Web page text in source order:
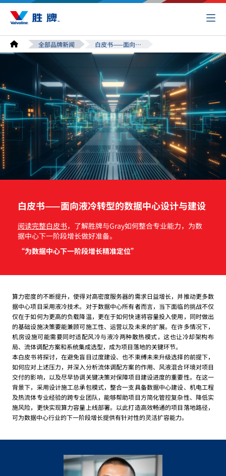
全部品牌新闻 白皮书——面向液冷转型的数据中心设计与建设
白皮书——面向液冷转型的数据中心设计与建设
阅读完整白皮书，了解胜牌与Gray如何整合专业能力，为数
据中心下一阶段增长做好准备。
“为数据中心下一阶段增长精准定位”
算力密度的不断提升，使得对高密度服务器的需求日益增长，并推动更多数
据中心项目采用液冷技术。对于数据中心所有者而言，当下面临的挑战不仅
仅在于如何为更高的负载降温，更在于如何快速将容量投入使用，同时做出
的基础设施决策要能兼顾可施工性、运营以及未来的扩展。在许多情况下，
机房设施可能需要同时适配风冷与液冷两种散热模式，这也让冷却架构布
局、流体调配方案和系统集成选型，成为项目落地的关键环节。
本白皮书将探讨，在避免盲目过度建设、也不束缚未来升级选择的前提下，
如何应对上述压力，并深入分析流体调配方案的作用、风液混合环境对项目
交付的影响，以及尽早协调关键决策对保障项目建设进度的重要性。在这一
背景下，采用设计施工总承包模式，整合一支具备数据中心建设、机电工程
及热流体专业经验的跨专业团队，能够帮助项目方简化管控复杂性、降低实
施风险，更快实现算力容量上线部署。以此打造高效畅通的项目落地路径，
可为数据中心行业的下一阶段增长提供有针对性的灵活扩容能力。